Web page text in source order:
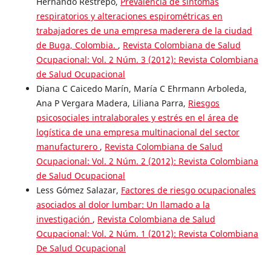
respiratorios y alteraciones espirométricas en
trabajadores de una empresa maderera de la ciudad
de Buga, Colombia. , Revista Colombiana de Salud
Ocupacional: Vol. 2 Núm. 3 (2012): Revista Colombiana
de Salud Ocupacional
Diana C Caicedo Marín, María C Ehrmann Arboleda,
Ana P Vergara Madera, Liliana Parra, Riesgos
psicosociales intralaborales y estrés en el área de
logística de una empresa multinacional del sector
manufacturero , Revista Colombiana de Salud
Ocupacional: Vol. 2 Núm. 2 (2012): Revista Colombiana
de Salud Ocupacional
Less Gómez Salazar, Factores de riesgo ocupacionales
asociados al dolor lumbar: Un llamado a la
investigación , Revista Colombiana de Salud
Ocupacional: Vol. 2 Núm. 1 (2012): Revista Colombiana
De Salud Ocupacional